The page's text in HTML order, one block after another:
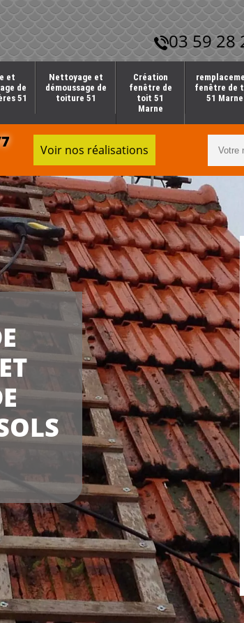
03 59 28
et
de
51
Nettoyage et
démoussage de
toiture 51
Création
fenêtre de
toit 51
Marne
fenêtre de
51 Marne
Voir nos réalisations